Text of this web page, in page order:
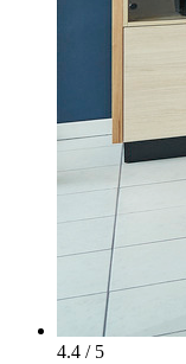
4.4 / 5